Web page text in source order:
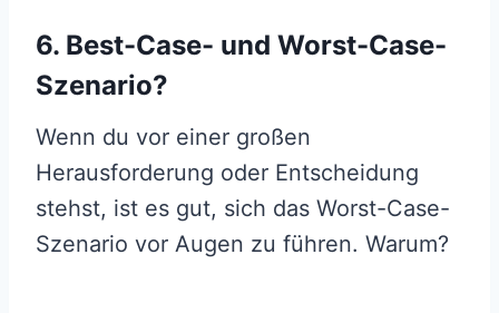
6. Best-Case- und Worst-Case-
Szenario?
Wenn du vor einer großen
Herausforderung oder Entscheidung
stehst, ist es gut, sich das Worst-Case-
Szenario vor Augen zu führen. Warum?